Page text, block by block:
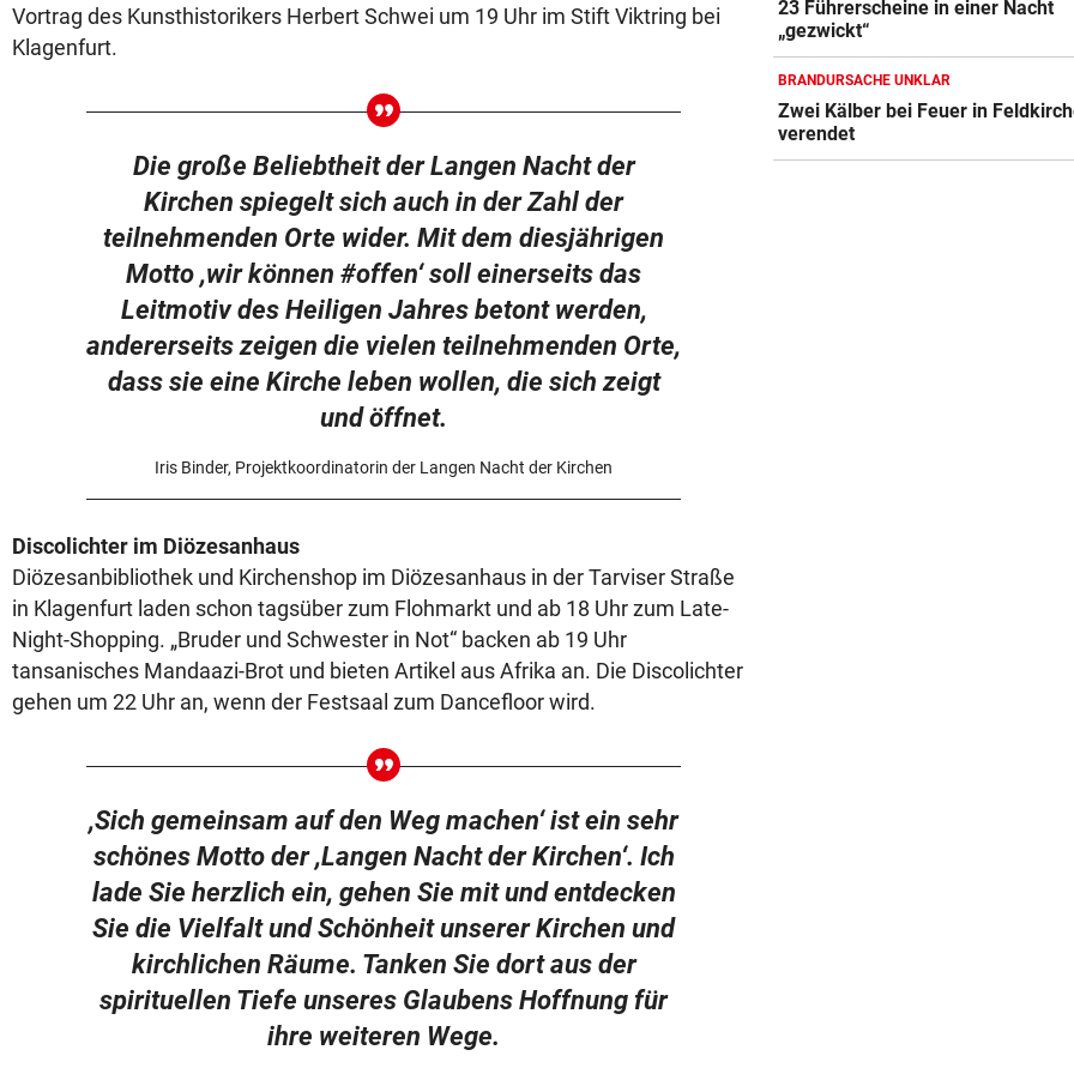
Vortrag des Kunsthistorikers Herbert Schwei um 19 Uhr im Stift Viktring bei
Klagenfurt.
Die große Beliebtheit der Langen Nacht der
Kirchen spiegelt sich auch in der Zahl der
teilnehmenden Orte wider. Mit dem diesjährigen
Motto ,wir können #offen‘ soll einerseits das
Leitmotiv des Heiligen Jahres betont werden,
andererseits zeigen die vielen teilnehmenden Orte,
dass sie eine Kirche leben wollen, die sich zeigt
und öffnet.
Iris Binder, Projektkoordinatorin der Langen Nacht der Kirchen
Discolichter im Diözesanhaus
Diözesanbibliothek und Kirchenshop im Diözesanhaus in der Tarviser Straße
in Klagenfurt laden schon tagsüber zum Flohmarkt und ab 18 Uhr zum Late-
Night-Shopping. „Bruder und Schwester in Not“ backen ab 19 Uhr
tansanisches Mandaazi-Brot und bieten Artikel aus Afrika an. Die Discolichter
gehen um 22 Uhr an, wenn der Festsaal zum Dancefloor wird.
,Sich gemeinsam auf den Weg machen‘ ist ein sehr
schönes Motto der ,Langen Nacht der Kirchen‘. Ich
lade Sie herzlich ein, gehen Sie mit und entdecken
Sie die Vielfalt und Schönheit unserer Kirchen und
kirchlichen Räume. Tanken Sie dort aus der
spirituellen Tiefe unseres Glaubens Hoffnung für
ihre weiteren Wege.
23 Führerscheine in einer Nacht
„gezwickt“
BRANDURSACHE UNKLAR
Zwei Kälber bei Feuer in
verendet